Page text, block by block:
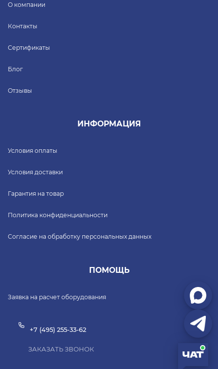
О компании
Контакты
Сертификаты
Блог
Отзывы
ИНФОРМАЦИЯ
Условия оплаты
Условия доставки
Гарантия на товар
Политика конфиденциальности
Согласие на обработку персональных данных
ПОМОЩЬ
Заявка на расчет оборудования
+7 (495) 255-33-62
ЗАКАЗАТЬ ЗВОНОК